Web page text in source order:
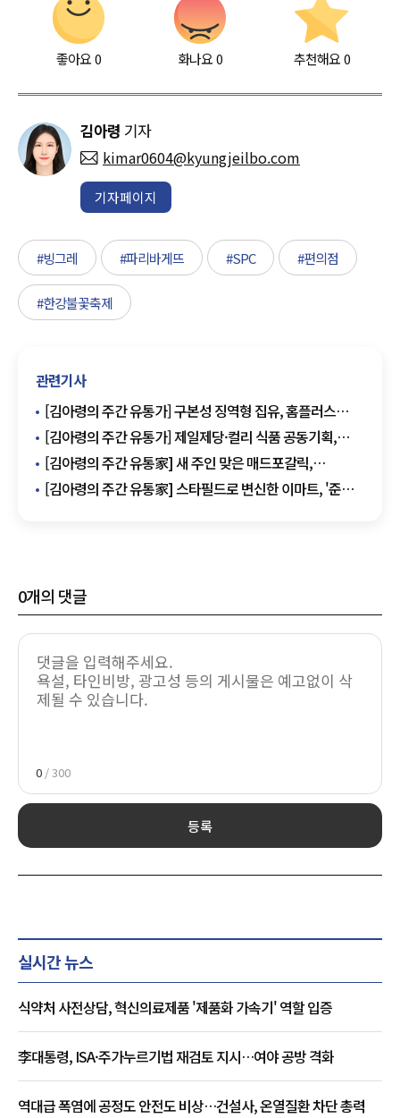
좋아요0 화나요0 추천해요 0
김아령 기자
kimar0604@kyungjeilbo.com
기자페이지
#빙그레 #파리바게뜨 #SPC #편의점
#한강불꽃축제
관련기사
[김아령의 주간 유통가] 구본성 징역형 집유, 홈플러스
고려아연 사태 불똥
[김아령의 주간 유통가] 제일제당·컬리 식품 공동기획,
롯데 '새로' 4억병 돌파
[김아령의 주간 유통家] 새 주인 맞은 매드포갈릭,
대형마트 추석선물 본판매
[김아령의 주간 유통家] 스타필드로 변신한 이마트, '준법
0개의 댓글
0 / 300
등록
실시간 뉴스
식약처 사전상담, 혁신의료제품 '제품화 가속기' 역할 입증
李대통령, ISA·주가누르기법 재검토 지시…여야 공방 격화
역대급 폭염에 공정도 안전도 비상…건설사, 온열질환 차단 총력